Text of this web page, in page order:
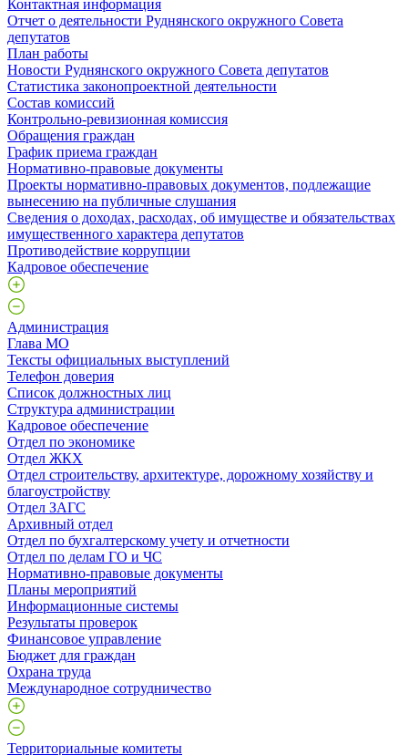
Контактная информация
Отчет о деятельности Руднянского окружного Совета
депутатов
План работы
Новости Руднянского окружного Совета депутатов
Статистика законопроектной деятельности
Состав комиссий
Контрольно-ревизионная комиссия
Обращения граждан
График приема граждан
Нормативно-правовые документы
Проекты нормативно-правовых документов, подлежащие
вынесению на публичные слушания
Сведения о доходах, расходах, об имуществе и обязательствах
имущественного характера депутатов
Противодействие коррупции
Кадровое обеспечение
Администрация
Глава МО
Тексты официальных выступлений
Телефон доверия
Список должностных лиц
Структура администрации
Кадровое обеспечение
Отдел по экономике
Отдел ЖКХ
Отдел строительству, архитектуре, дорожному хозяйству и
благоустройству
Отдел ЗАГС
Архивный отдел
Отдел по бухгалтерскому учету и отчетности
Отдел по делам ГО и ЧС
Нормативно-правовые документы
Планы мероприятий
Информационные системы
Результаты проверок
Финансовое управление
Бюджет для граждан
Охрана труда
Международное сотрудничество
Территориальные комитеты